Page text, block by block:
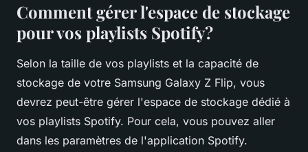
Comment gérer l'espace de stockage
pour vos playlists Spotify?
Selon la taille de vos playlists et la capacité de
stockage de votre Samsung Galaxy Z Flip, vous
devrez peut-être gérer l'espace de stockage dédié à
vos playlists Spotify. Pour cela, vous pouvez aller
dans les paramètres de l'application Spotify.